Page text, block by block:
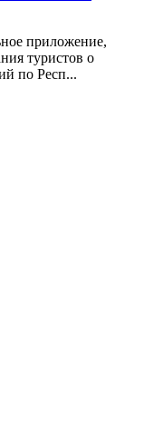
приложение,
туристов о
по Респ...